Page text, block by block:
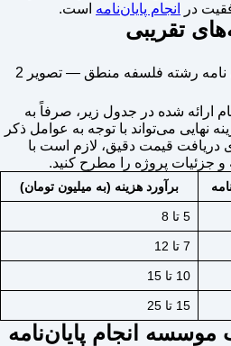
در
انجام پایان‌نامه است.
تقریبی
ارائه شده در جدول زیر، صرفاً به
نهایی می‌تواند با توجه به عوامل ذکر
دریافت قیمت دقیق، لازم است با
پروژه را مطرح کنید.
برآورد هزینه (به میلیون تومان)
5 تا 8
7 تا 12
10 تا 15
15 تا 25
موسسه انجام پایان‌نامه